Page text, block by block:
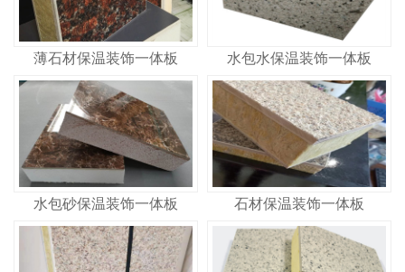
薄石材保温装饰一体板 水包水保温装饰一体板
水包砂保温装饰一体板 石材保温装饰一体板